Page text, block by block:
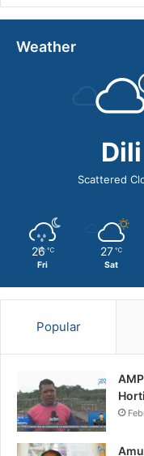
Weather
Dili
Scattered
26 ℃
Fri
27 ℃
Sat
Popular